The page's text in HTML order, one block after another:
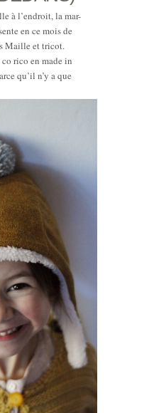
à l’endroit, la mar-
en ce mois de
Maille et tricot.
rico en made in
qu’il n’y a que